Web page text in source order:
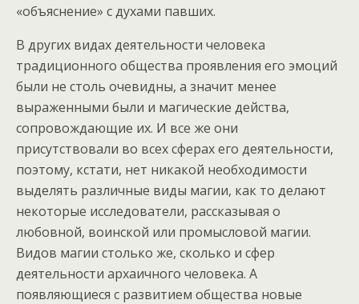
«объяснение» с духами павших.
В других видах деятельности человека
традиционного общества проявления его эмоций
были не столь очевидны, а значит менее
выраженными были и магические действа,
сопровождающие их. И все же они
присутствовали во всех сферах его деятельности,
поэтому, кстати, нет никакой необходимости
выделять различные виды магии, как то делают
некоторые исследователи, рассказывая о
любовной, воинской или промысловой магии.
Видов магии столько же, сколько и сфер
деятельности архаичного человека. А
появляющиеся с развитием общества новые